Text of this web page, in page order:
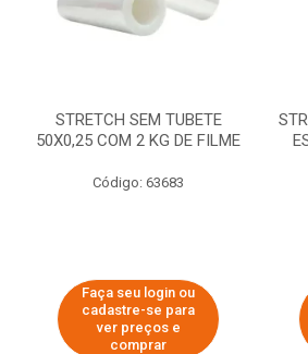
STRETCH SEM TUBETE
50X0,25 COM 2 KG DE FILME
Código: 63683
Faça seu login ou
cadastre-se para
ver preços e
comprar